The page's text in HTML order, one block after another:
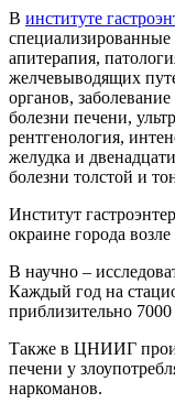
В институте
апитерапия,
желчевыводящих
органов,
болезни печени,
рентгенология,
желудка и
болезни толстой и
Институт
окраине города
В научно –
Каждый год на
приблизительно 7000
Также в ЦНИИГ
печени у
наркоманов.